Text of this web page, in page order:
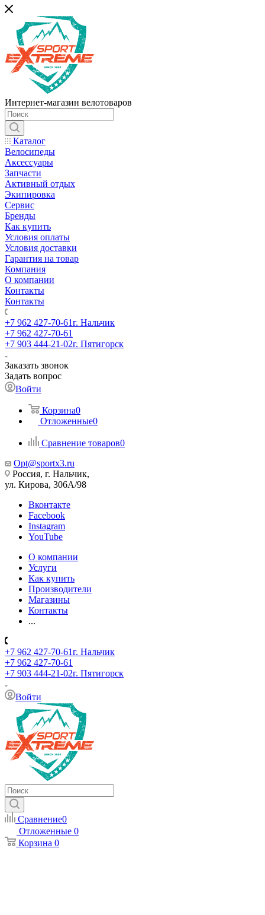
Интернет-магазин велотоваров
Каталог
Велосипеды
Аксессуары
Запчасти
Активный отдых
Экипировка
Сервис
Бренды
Как купить
Условия оплаты
Условия доставки
Гарантия на товар
Компания
О компании
Контакты
Контакты
+7 962 427-70-61г. Нальчик
+7 962 427-70-61
+7 903 444-21-02г. Пятигорск
Заказать звонок
Задать вопрос
Войти
Корзина0
Отложенные0
Сравнение товаров0
Opt@sportx3.ru
Россия, г. Нальчик,
ул. Кирова, 306А/98
Вконтакте
Facebook
Instagram
YouTube
О компании
Услуги
Как купить
Производители
Магазины
Контакты
...
+7 962 427-70-61г. Нальчик
+7 962 427-70-61
+7 903 444-21-02г. Пятигорск
Войти
Сравнение0
Отложенные 0
Корзина 0